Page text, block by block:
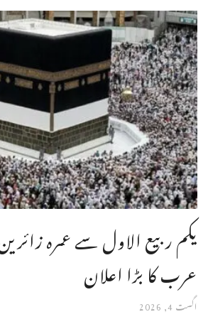
یکم ربیع الاول سے عمرہ
عرب کا بڑا اعلان
اگست 4, 2026